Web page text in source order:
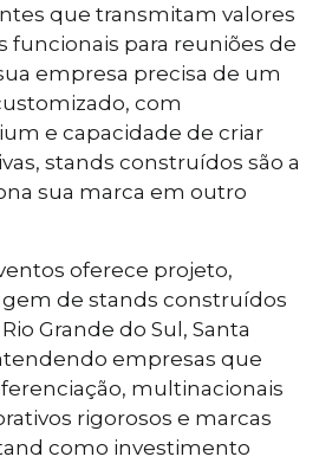
que transmitam valores
funcionais para reuniões de
empresa precisa de um
com
e capacidade de criar
stands construídos são a
sua marca em outro
oferece projeto,
de stands construídos
Grande do Sul, Santa
empresas que
multinacionais
rigorosos e marcas
como investimento